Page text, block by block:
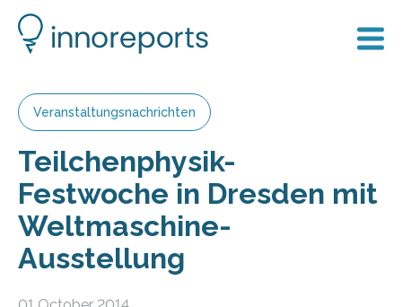
Veranstaltungsnachrichten
Teilchenphysik-
Festwoche in Dresden mit
Weltmaschine-
Ausstellung